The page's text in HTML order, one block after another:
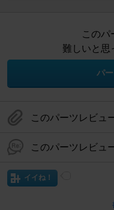
このパ
難しいと思
パ
このパーツレビュ
このパーツレビュ
イイね！